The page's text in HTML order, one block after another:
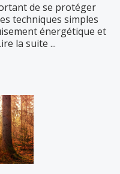
de se protéger
techniques simples
énergétique et
la suite ...